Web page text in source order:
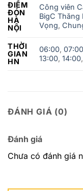
ĐIỂM
ĐÓN
HÀ
NỘI
Công viên
BigC Thăng
Vọng,
THỜI
GIAN
HN
06:00,07:00
13:00,14:00
ĐÁNH GIÁ (0)
Đánh giá
Chưa có đánh giá